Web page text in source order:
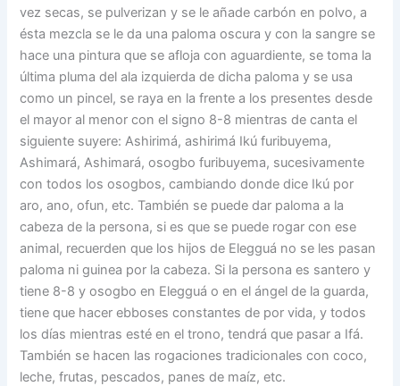
vez secas, se pulverizan y se le añade carbón en polvo, a
ésta mezcla se le da una paloma oscura y con la sangre se
hace una pintura que se afloja con aguardiente, se toma la
última pluma del ala izquierda de dicha paloma y se usa
como un pincel, se raya en la frente a los presentes desde
el mayor al menor con el signo 8-8 mientras de canta el
siguiente suyere: Ashirimá, ashirimá Ikú furibuyema,
Ashimará, Ashimará, osogbo furibuyema, sucesivamente
con todos los osogbos, cambiando donde dice Ikú por
aro, ano, ofun, etc. También se puede dar paloma a la
cabeza de la persona, si es que se puede rogar con ese
animal, recuerden que los hijos de Elegguá no se les pasan
paloma ni guinea por la cabeza. Si la persona es santero y
tiene 8-8 y osogbo en Elegguá o en el ángel de la guarda,
tiene que hacer ebboses constantes de por vida, y todos
los días mientras esté en el trono, tendrá que pasar a Ifá.
También se hacen las rogaciones tradicionales con coco,
leche, frutas, pescados, panes de maíz, etc.